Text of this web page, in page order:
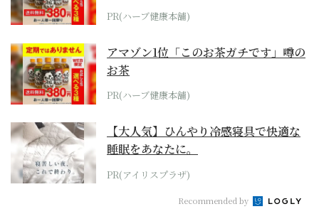
PR(ハーブ健康本舗)
アマゾン1位「このお茶ガチです」噂の
お茶
PR(ハーブ健康本舗)
【大人気】ひんやり冷感寝具で快適な
睡眠をあなたに。
PR(アイリスプラザ)
Recommended by